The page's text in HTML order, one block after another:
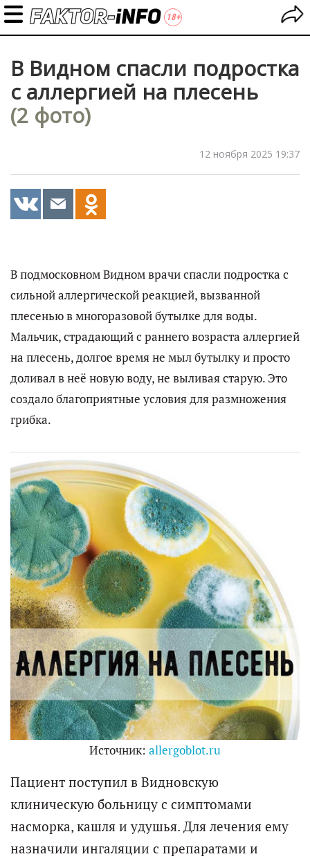
В Видном спасли подростка
с аллергией на плесень
(2 фото)
12 ноября 2025 19:37
В подмосковном Видном врачи спасли подростка с
сильной аллергической реакцией, вызванной
плесенью в многоразовой бутылке для воды.
Мальчик, страдающий с раннего возраста аллергией
на плесень, долгое время не мыл бутылку и просто
доливал в неё новую воду, не выливая старую. Это
создало благоприятные условия для размножения
грибка.
Источник: allergoblot.ru
Пациент поступил в Видновскую
клиническую больницу с симптомами
насморка, кашля и удушья. Для лечения ему
назначили ингаляции с препаратами и